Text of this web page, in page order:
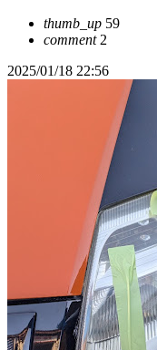
thumb_up 59
comment2
2025/01/18 22:56